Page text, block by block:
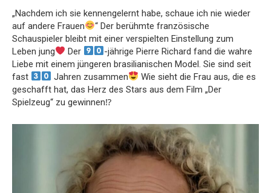
„Nachdem ich sie kennengelernt habe, schaue ich nie wieder
auf andere Frauen
“ Der berühmte französische
Schauspieler bleibt mit einer verspielten Einstellung zum
Leben jung
Der
-jährige Pierre Richard fand die wahre
Liebe mit einem jüngeren brasilianischen Model. Sie sind seit
fast
Jahren zusammen
Wie sieht die Frau aus, die es
geschafft hat, das Herz des Stars aus dem Film „Der
Spielzeug“ zu gewinnen⁉